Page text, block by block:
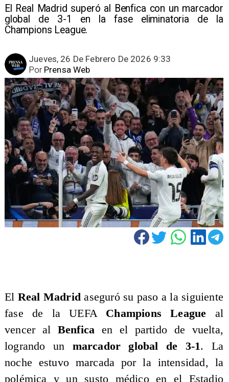
El Real Madrid superó al Benfica con un marcador
global de 3-1 en la fase eliminatoria de la
Champions League.
Jueves, 26 De Febrero De 2026 9:33
Prensa Web
Por
El Real Madrid aseguró su paso a la siguiente
fase de la UEFA Champions League al
vencer al Benfica en el partido de vuelta,
logrando un marcador global de 3-1. La
noche estuvo marcada por la intensidad, la
polémica y un susto médico en el Estadio